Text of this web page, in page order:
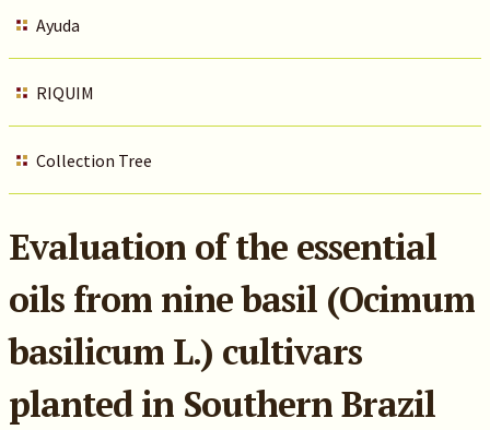
Ayuda
RIQUIM
Collection Tree
Evaluation of the essential
oils from nine basil (Ocimum
basilicum L.) cultivars
planted in Southern Brazil